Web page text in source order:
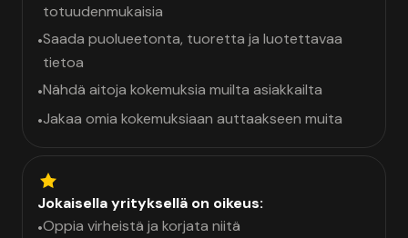
totuudenmukaisia
•Saada puolueetonta, tuoretta ja luotettavaa
tietoa
•Nähdä aitoja kokemuksia muilta asiakkailta
•Jakaa omia kokemuksiaan auttaakseen muita
Jokaisella yrityksellä on oikeus:
•Oppia virheistä ja korjata niitä